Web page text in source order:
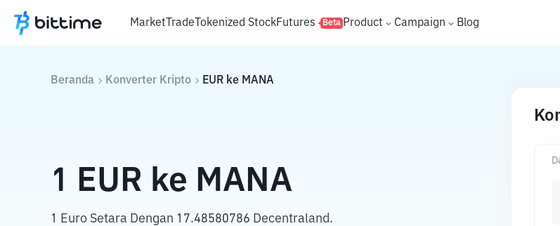
MarketTradeTokenized StockFutures Beta Product Campaign Blog
Beranda Konverter Kripto EUR ke MANA
1 EUR ke MANA
1 Euro Setara Dengan 17.48580786 Decentraland.